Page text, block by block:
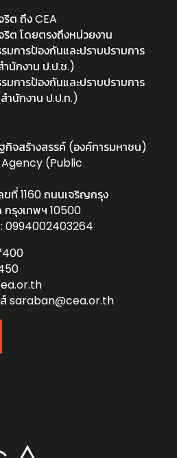
ริต ถึง CEA
ริต โดยตรงถึงหน่วยงาน
มการป้องกันและปราบปรามการ
นักงาน ป.ป.ช.)
มการป้องกันและปราบปรามการ
ำนักงาน ป.ป.ท.)
กิจสร้างสรรค์ (องค์การมหาชน)
(Public
ขที่ 1160 ถนนเจริญกรุง
กรุงเทพฯ 10500
: 0994002403264
ส์saraban@cea.or.th